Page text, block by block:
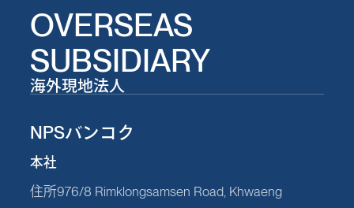
OVERSEAS
SUBSIDIARY
海外現地法人
NPSバンコク
本社
住所976/8 Rimklongsamsen Road, Khwaeng